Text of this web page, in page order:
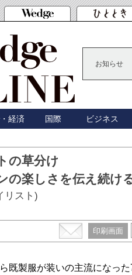
お知らせ
経済 国際 ビジネス
の草分け
の楽しさを伝え続け
リスト)
印刷画面
既製服が装いの主流になった